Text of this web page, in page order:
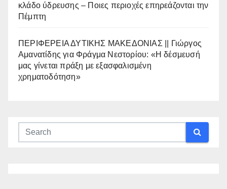
κλάδο ύδρευσης – Ποιες περιοχές επηρεάζονται την
Πέμπτη
ΠΕΡΙΦΕΡΕΙΑ ΔΥΤΙΚΗΣ ΜΑΚΕΔΟΝΙΑΣ || Γιώργος
Αμανατίδης για Φράγμα Νεστορίου: «Η δέσμευσή
μας γίνεται πράξη με εξασφαλισμένη
χρηματοδότηση»